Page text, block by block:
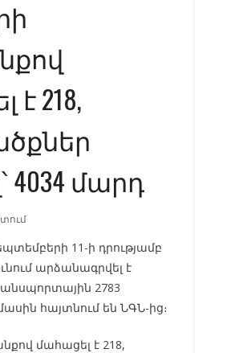
218,
4034 մարդ
11-ի դրությամբ
արձանագրվել է
2783
հայտնում են ՆԳՆ-ից։
մահացել է 218,